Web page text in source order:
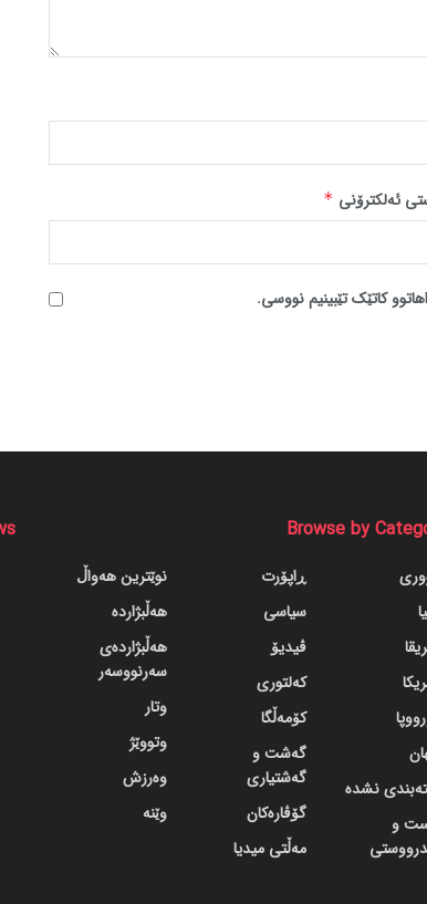
ئەلکترۆنی *
کاتێک تێبینیم نووسی.
Browse by
نشده
و
ڕاپۆرت
سیاسی
ڤیدیۆ
کەلتوری
کۆمەڵگا
گه‌شت و
گه‌شتیاری
گۆڤاره‌کان
مەڵتی میدیا
نوێترین هەواڵ
هەڵبژاردە
هەڵبژاردەی
سەرنووسەر
وتار
وتووێژ
وەرزش
وێنە